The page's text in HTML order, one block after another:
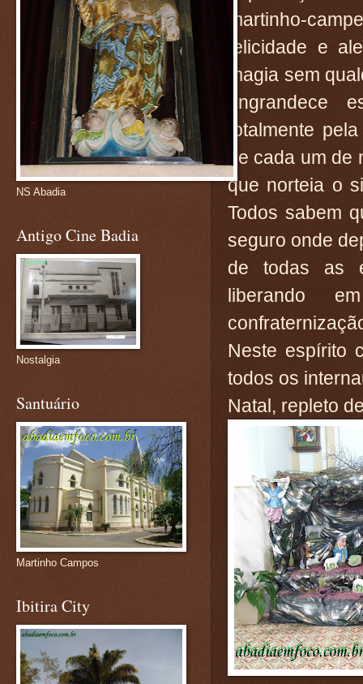
martinho-
felicidade e
magia sem
engrandece
totalmente
de cada um
que norteia o
Todos sabem
seguro onde
de todas as
liberando
Neste espírito
todos os
Natal, repleto
NS Abadia
Antigo Cine Badia
Nostalgia
Santuário
Martinho Campos
Ibitira City